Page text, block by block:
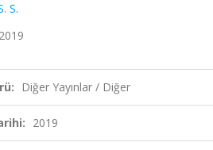
S.
Diğer Yayınlar / Diğer
2019